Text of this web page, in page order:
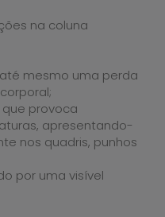
na coluna
mesmo uma perda
que provoca
apresentando-
nos quadris, punhos
por uma visível